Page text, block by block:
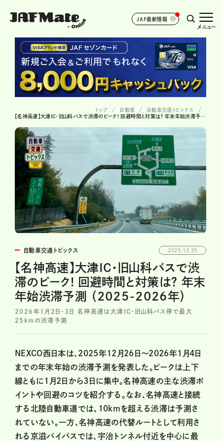
JAF最新情報
メニュー
トップ 自動車
自動車交通トピックス
【名神高速】大津IC・旧山科バスで渋滞のピーク! 回避時間と対策は？ 年末年始渋滞予測 （2025-2026年）
自動車交通トピックス 2025.12.25
【名神高速】大津IC・旧山科バスで渋
滞のピーク! 回避時間と対策は？ 年末
年始渋滞予測 （2025-2026年）
2026年1月2日・3日 名神高速は大津IC・旧山科バス停で最大
25kmの渋滞予測
NEXCO西日本は、2025年12月26日～2026年1月4日
までの年末年始の渋滞予測を発表した。ピークは上下
線ともに1月2日から3日に集中。名神高速の主な渋滞ポ
イントや回避のコツを紹介する。なお、名神高速と接続
する北陸自動車道では、10kmを超える渋滞は予測さ
れていない。一方、名神高速の代替ルートとして利用さ
れる京滋バイパスでは、宇治トンネル付近を中心に最